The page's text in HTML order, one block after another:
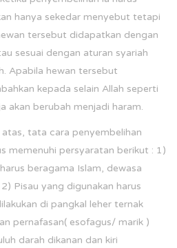
hanya sekedar menyebut tetapi
tersebut didapatkan dengan
sesuai dengan aturan syariah
Apabila hewan tersebut
kepada selain Allah seperti
akan berubah menjadi haram.
tata cara penyembelihan
memenuhi persyaratan berikut : 1)
beragama Islam, dewasa
Pisau yang digunakan harus
di pangkal leher ternak
pernafasan( esofagus/ marik )
darah dikanan dan kiri